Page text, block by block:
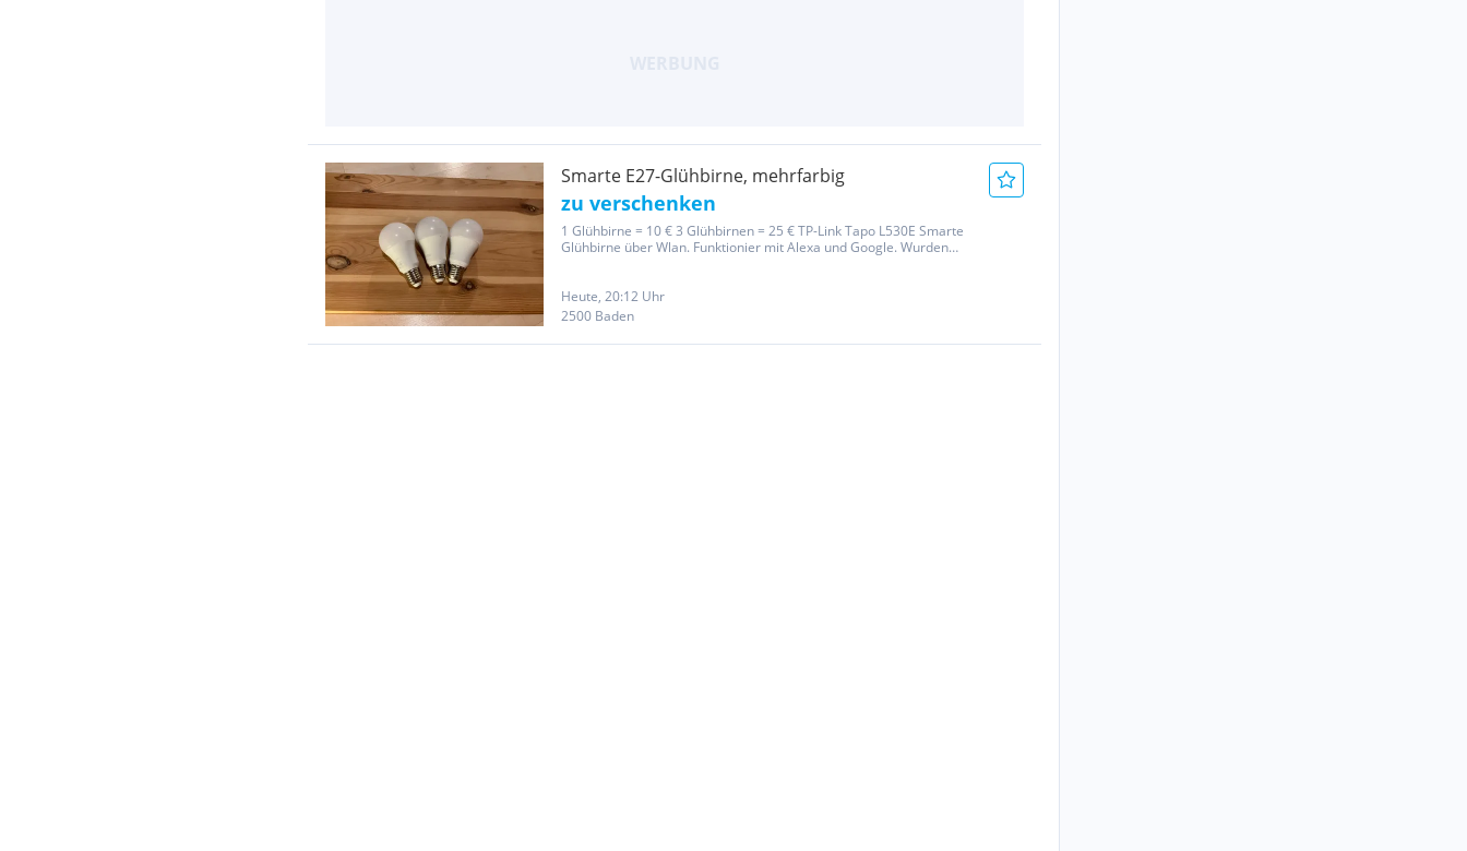
Smarte E27-Glühbirne, mehrfarbig
zu verschenken
1 Glühbirne = 10 € 3 Glühbirnen = 25 € TP-Link Tapo L530E Smarte
Glühbirne über Wlan. Funktionier mit Alexa und Google. Wurden
Heute, 20:12 Uhr
2500 Baden